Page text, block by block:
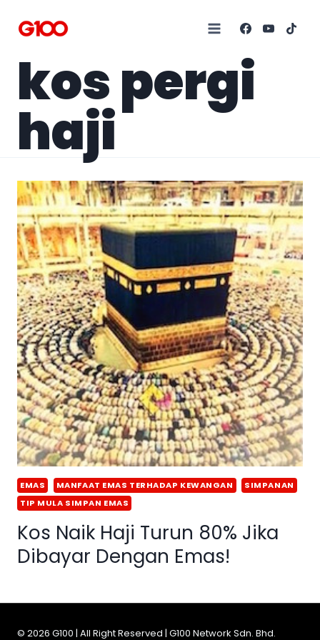
kos pergi
haji
EMAS MANFAAT EMAS TERHADAP KEWANGAN
SIMPANAN
TIP MULA SIMPAN EMAS
Kos Naik Haji Turun 80% Jika
Dibayar Dengan Emas!
© 2026 G100 | All Right Reserved | G100 Network Sdn. Bhd.